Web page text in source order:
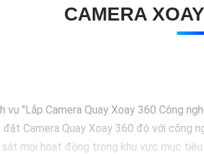
CAMERA
"Lắp Camera Quay Xoay 360 Công
Camera Quay Xoay 360 độ với
mọi hoạt động trong khu vực mục